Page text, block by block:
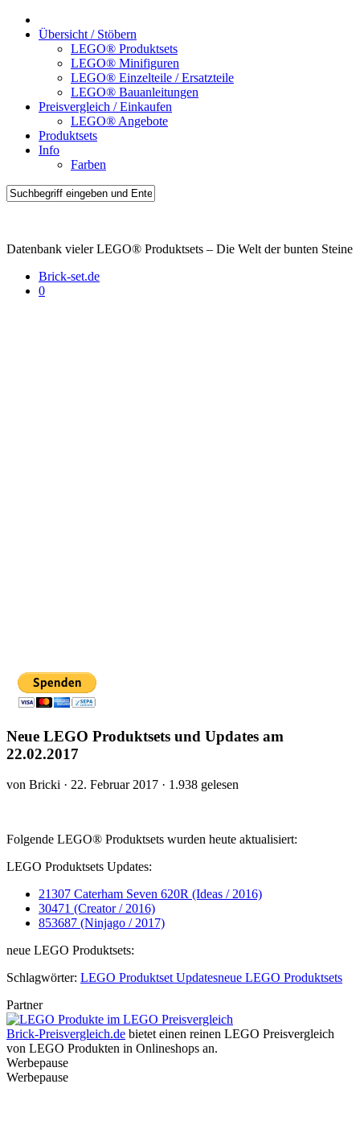
Übersicht / Stöbern
LEGO® Produktsets
LEGO® Minifiguren
LEGO® Einzelteile / Ersatzteile
LEGO® Bauanleitungen
Preisvergleich / Einkaufen
LEGO® Angebote
Produktsets
Info
Farben
Datenbank vieler LEGO® Produktsets – Die Welt der bunten Steine
Brick-set.de
0
Neue LEGO Produktsets und Updates am
22.02.2017
von Bricki · 22. Februar 2017 · 1.938 gelesen
Folgende LEGO® Produktsets wurden heute aktualisiert:
LEGO Produktsets Updates:
21307 Caterham Seven 620R (Ideas / 2016)
30471 (Creator / 2016)
853687 (Ninjago / 2017)
neue LEGO Produktsets:
Schlagwörter: LEGO Produktset Updatesneue LEGO Produktsets
Partner
Brick-Preisvergleich.de bietet einen reinen LEGO Preisvergleich
von LEGO Produkten in Onlineshops an.
Werbepause
Werbepause